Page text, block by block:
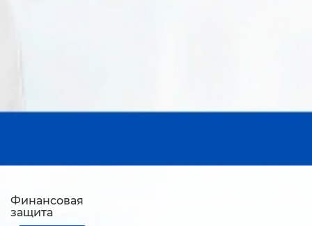
Финансовая
защита